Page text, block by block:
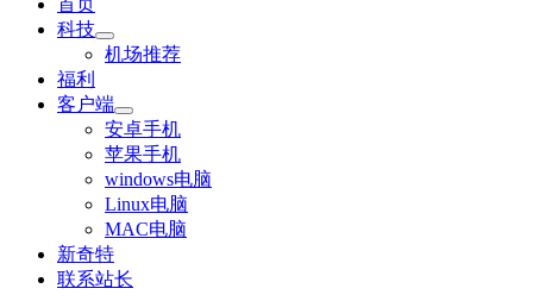
单
首页
科技
机场推荐
福利
客户端
安卓手机
苹果手机
windows电脑
Linux电脑
MAC电脑
新奇特
联系站长